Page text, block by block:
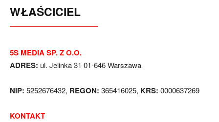
WŁAŚCICIEL
5S MEDIA SP. Z O.O.
ADRES: ul. Jelinka 31 01-646 Warszawa
NIP: 5252676432, REGON: 365416025, KRS: 0000637269
KONTAKT